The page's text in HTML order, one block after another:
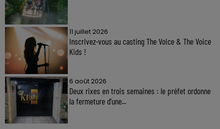
11 juillet 2026
Inscrivez-vous au casting The Voice & The Voice
Kids !
6 août 2026
Deux rixes en trois semaines : le préfet ordonne
la fermeture d'une...